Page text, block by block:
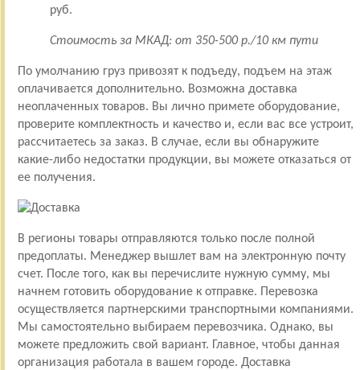
руб.
Стоимость за МКАД: от 350-500 р./10 км пути
По умолчанию груз привозят к подъеду, подъем на этаж
оплачивается дополнительно. Возможна доставка
неоплаченных товаров. Вы лично примете оборудование,
проверите комплектность и качество и, если вас все устроит,
рассчитаетесь за заказ. В случае, если вы обнаружите
какие-либо недостатки продукции, вы можете отказаться от
ее получения.
В регионы товары отправляются только после полной
предоплаты. Менеджер вышлет вам на электронную почту
счет. После того, как вы перечислите нужную сумму, мы
начнем готовить оборудование к отправке. Перевозка
осуществляется партнерскими транспортными компаниями.
Мы самостоятельно выбираем перевозчика. Однако, вы
можете предложить свой вариант. Главное, чтобы данная
организация работала в вашем городе. Доставка